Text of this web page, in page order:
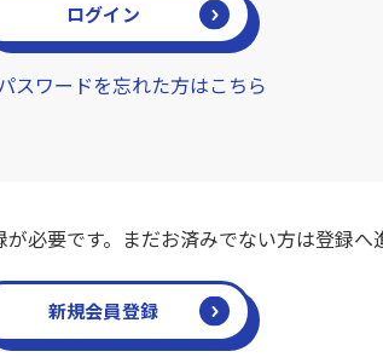
ログイン
スワードを忘れた方はこちら
必要です。まだお済みでない方は登録へ
新規会員登録